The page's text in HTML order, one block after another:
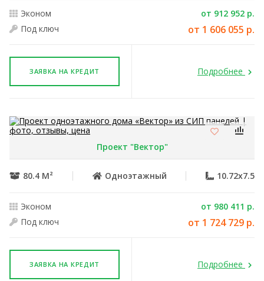
Эконом
от 912 952 р.
Под ключ
от 1 606 055 р.
ЗАЯВКА НА КРЕДИТ Подробнее
Проект "Вектор"
80.4 М² Одноэтажный 10.72x7.5
Эконом
от 980 411 р.
Под ключ
от 1 724 729 р.
ЗАЯВКА НА КРЕДИТ Подробнее